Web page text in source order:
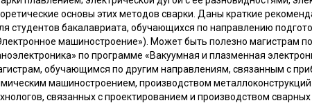
основы этих методов сварки. Даны краткие
студентов бакалавриата, обучающихся по направлению
машиностроение»). Может быть полезно магистрам
по программе «Вакуумная и плазменная
обучающимся по другим направлениям, связанным с
машиностроением, производством
связанных с проектированием и производством сварных